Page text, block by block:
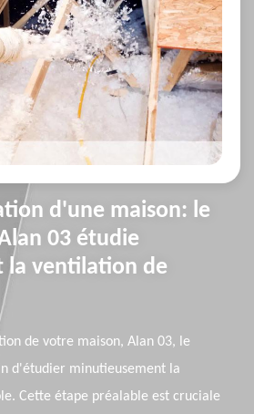
d'une maison: le
03 étudie
la ventilation de
de votre maison, Alan 03, le
d'étudier minutieusement la
Cette étape préalable est cruciale